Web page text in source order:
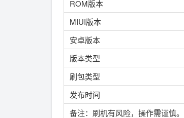
ROM版本
MIUI版本
安卓版本
版本类型
刷包类型
发布时间
备注：刷机有风险，操作需谨慎